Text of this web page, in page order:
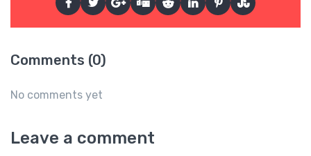
Comments (0)
No comments yet
Leave a comment